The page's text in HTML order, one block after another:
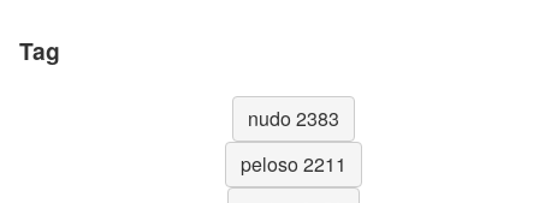
Tag
nudo 2383
peloso 2211